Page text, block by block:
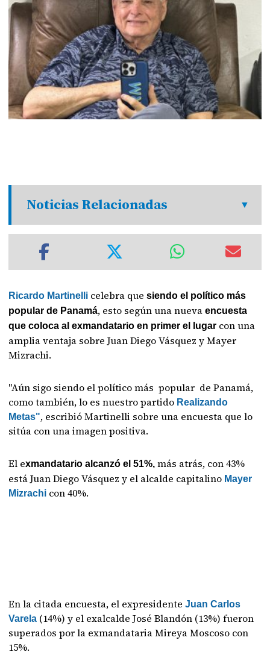
Noticias Relacionadas
Ricardo Martinelli celebra que siendo el político más
popular de Panamá, esto según una nuevaencuesta
que coloca al exmandatario en primer el lugar con una
amplia ventaja sobre Juan Diego Vásquez y Mayer
Mizrachi.
"Aún sigo siendo el político más popular de Panamá,
como también, lo es nuestro partido Realizando
Metas", escribió Martinelli sobre una encuesta que lo
sitúa con una imagen positiva.
El exmandatario alcanzó el 51%, más atrás, con 43%
está Juan Diego Vásquez y el alcalde capitalino Mayer
Mizrachi con 40%.
En la citada encuesta, el expresidenteJuan Carlos
Varela (14%) y el exalcalde José Blandón (13%) fueron
superados por la exmandataria Mireya Moscoso con
15%.